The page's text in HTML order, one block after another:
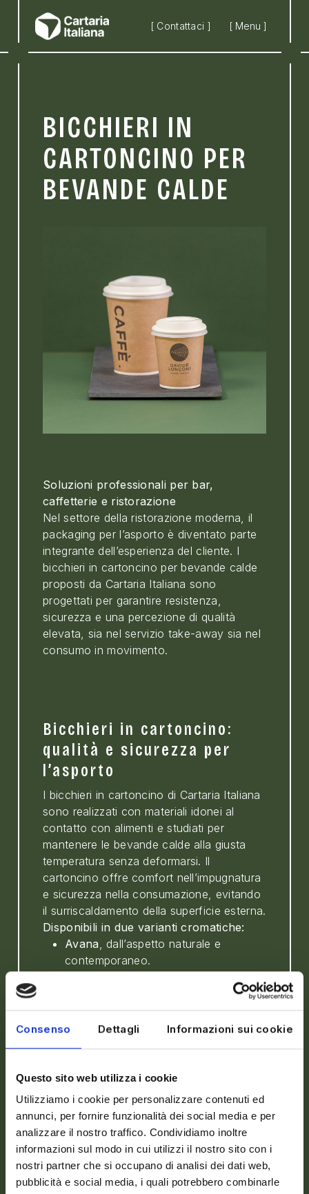
Consenso Dettagli Informazioni sui cookie
Questo sito web utilizza i cookie
Utilizziamo i cookie per personalizzare contenuti ed
annunci, per fornire funzionalità dei social media e per
analizzare il nostro traffico. Condividiamo inoltre
informazioni sul modo in cui utilizzi il nostro sito con i
nostri partner che si occupano di analisi dei dati web,
pubblicità e social media, i quali potrebbero combinarle
[ Contattaci ] [ Menu ]
BICCHIERI IN
CARTONCINO PER
BEVANDE CALDE
Soluzioni professionali per bar,
caffetterie e ristorazione
Nel settore della ristorazione moderna, il
packaging per l’asporto è diventato parte
integrante dell’esperienza del cliente. I
bicchieri in cartoncino per bevande calde
proposti da Cartaria Italiana sono
progettati per garantire resistenza,
sicurezza e una percezione di qualità
elevata, sia nel servizio take-away sia nel
consumo in movimento.
Bicchieri in cartoncino:
qualità e sicurezza per
l’asporto
I bicchieri in cartoncino di Cartaria Italiana
sono realizzati con materiali idonei al
contatto con alimenti e studiati per
mantenere le bevande calde alla giusta
temperatura senza deformarsi. Il
cartoncino offre comfort nell’impugnatura
e sicurezza nella consumazione, evitando
il surriscaldamento della superficie esterna.
Disponibili in due varianti cromatiche:
Avana, dall’aspetto naturale e
contemporaneo.
Formati disponibili
80 ml (espresso)
120 ml (caffè e mini caffè)
200 ml (acqua)
240 ml (cappuccini)
350 ml (tè e caffè americano)
Per ciascun formato sono disponibili
coperchi abbinabili, in versione standard o